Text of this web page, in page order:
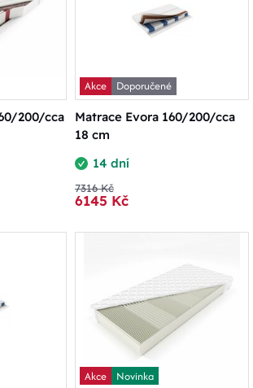
200/cca
Akce
Doporučené
Matrace Evora 160/200/cca
18 cm
14 dní
7316 Kč
6145 Kč
Akce
Novinka